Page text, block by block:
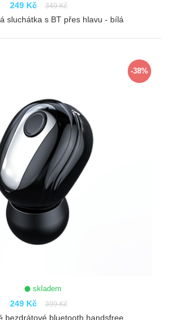
249 Kč 349 Kč
sluchátka s BT přes hlavu - bílá
-38%
skladem
249 Kč 399 Kč
bezdrátové bluetooth handsfree